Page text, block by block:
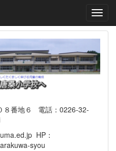
８番地６ 電話：0226-32-
HP：
syou